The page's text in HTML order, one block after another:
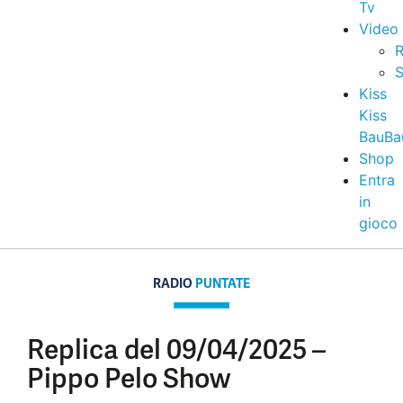
Tv
Video
Kiss
Kiss
Shop
Entra
in
gioco
RADIO PUNTATE
Replica del 09/04/2025 –
Pippo Pelo Show